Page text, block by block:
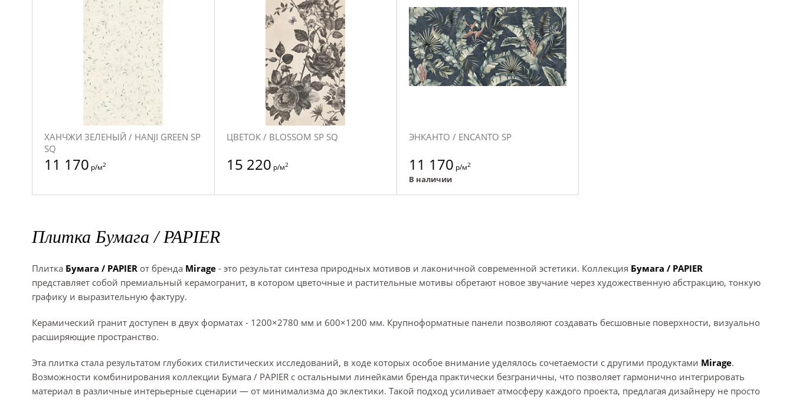
ХАНЧЖИ ЗЕЛЕНЫЙ / HANJI GREEN SP
SQ
11 170 р/м2
ЦВЕТОК / BLOSSOM SP SQ
15 220 р/м2
ЭНКАНТО / ENCANTO SP
11 170 р/м2
В наличии
Плитка Бумага / PAPIER
Плитка Бумага / PAPIER от бренда Mirage- это результат синтеза природных мотивов и лаконичной современной эстетики. Коллекция Бумага / PAPIER
представляет собой премиальный керамогранит, в котором цветочные и растительные мотивы обретают новое звучание через художественную абстракцию, тонкую
графику и выразительную фактуру.
Керамический гранит доступен в двух форматах - 1200×2780 мм и 600×1200 мм. Крупноформатные панели позволяют создавать бесшовные поверхности, визуально
расширяющие пространство.
Эта плитка стала результатом глубоких стилистических исследований, в ходе которых особое внимание уделялось сочетаемости с другими продуктами Mirage.
Возможности комбинирования коллекции Бумага / PAPIER с остальными линейками бренда практически безграничны, что позволяет гармонично интегрировать
материал в различные интерьерные сценарии — от минимализма до эклектики. Такой подход усиливает атмосферу каждого проекта, предлагая дизайнеру не просто